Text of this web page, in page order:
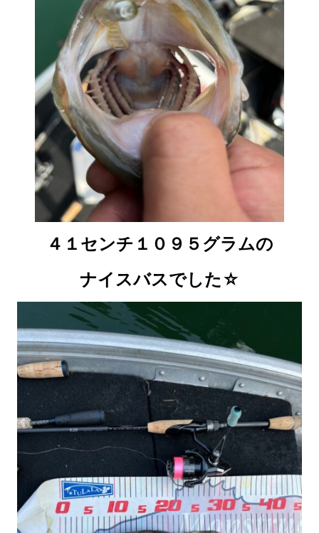
４１センチ１０９５グラムの
ナイスバスでした☆